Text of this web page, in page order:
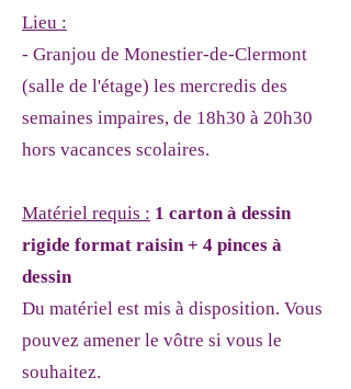
Lieu :
- Granjou de Monestier-de-Clermont
(salle de l'étage) les mercredis des
semaines impaires, de 18h30 à 20h30
hors vacances scolaires.
Matériel requis : 1 carton à dessin
rigide format raisin + 4 pinces à
dessin
Du matériel est mis à disposition. Vous
pouvez amener le vôtre si vous le
souhaitez.